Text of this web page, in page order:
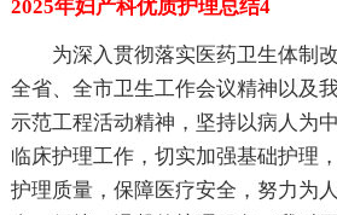
2025年妇产科优质护理总结4
为深入贯彻落实医药卫生体制改
全省、全市卫生工作会议精神以及
示范工程活动精神，坚持以病人为
临床护理工作，切实加强基础护理
护理质量，保障医疗安全，努力为